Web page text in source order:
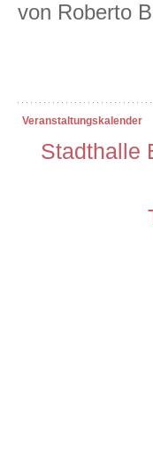
von Roberto
Veranstaltungskalender
Stadthalle